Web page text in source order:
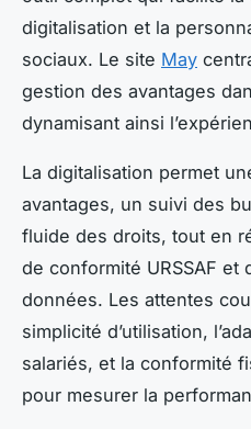
digitalisation et la
sociaux. Le site May
gestion des avantages
dynamisant ainsi
La digitalisation permet
avantages, un suivi des
fluide des droits, tout en
de conformité URSSAF et
données. Les attentes
simplicité d’utilisation,
salariés, et la conformité
pour mesurer la